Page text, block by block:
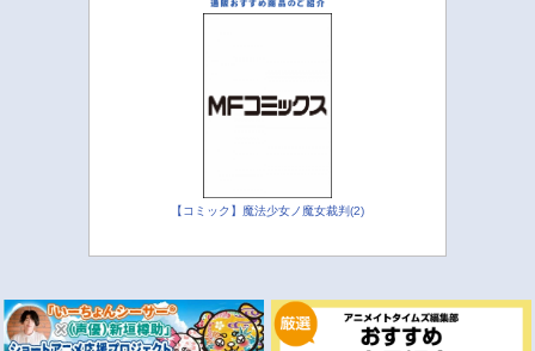
【コミック】魔法少女ノ魔女裁判(2)